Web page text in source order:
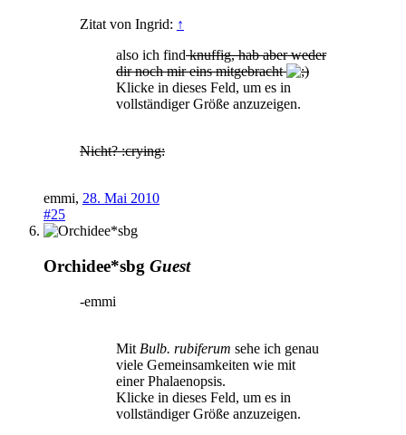
Zitat von Ingrid: ↑
also ich findknuffig, hab aber weder
dir noch mir eins mitgebracht
Klicke in dieses Feld, um es in
vollständiger Größe anzuzeigen.
Nicht? :crying:
emmi, 28. Mai 2010
#25
Orchidee*sbg Guest
-emmi
Mit Bulb. rubiferum sehe ich genau
viele Gemeinsamkeiten wie mit
einer Phalaenopsis.
Klicke in dieses Feld, um es in
vollständiger Größe anzuzeigen.